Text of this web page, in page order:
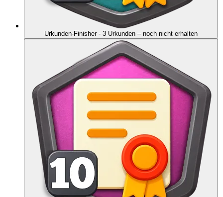
Urkunden-Finisher - 3 Urkunden – noch nicht erhalten